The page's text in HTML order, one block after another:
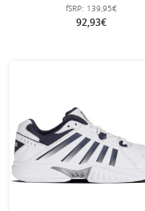
Damskie
fSRP: 139,95€
92,93€